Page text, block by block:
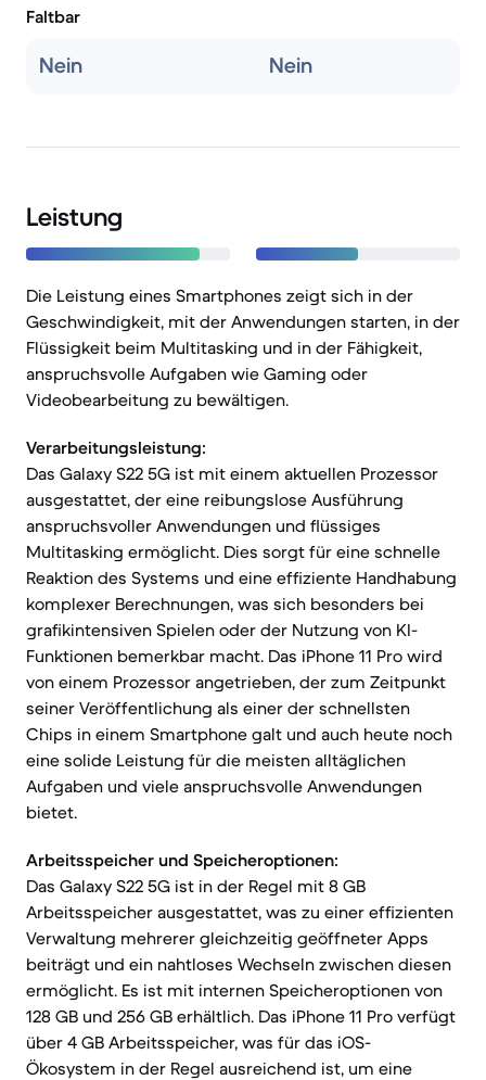
Faltbar
Nein Nein
Leistung
Die Leistung eines Smartphones zeigt sich in der
Geschwindigkeit, mit der Anwendungen starten, in der
Flüssigkeit beim Multitasking und in der Fähigkeit,
anspruchsvolle Aufgaben wie Gaming oder
Videobearbeitung zu bewältigen.
Verarbeitungsleistung:
Das Galaxy S22 5G ist mit einem aktuellen Prozessor
ausgestattet, der eine reibungslose Ausführung
anspruchsvoller Anwendungen und flüssiges
Multitasking ermöglicht. Dies sorgt für eine schnelle
Reaktion des Systems und eine effiziente Handhabung
komplexer Berechnungen, was sich besonders bei
grafikintensiven Spielen oder der Nutzung von KI-
Funktionen bemerkbar macht. Das iPhone 11 Pro wird
von einem Prozessor angetrieben, der zum Zeitpunkt
seiner Veröffentlichung als einer der schnellsten
Chips in einem Smartphone galt und auch heute noch
eine solide Leistung für die meisten alltäglichen
Aufgaben und viele anspruchsvolle Anwendungen
bietet.
Arbeitsspeicher und Speicheroptionen:
Das Galaxy S22 5G ist in der Regel mit 8 GB
Arbeitsspeicher ausgestattet, was zu einer effizienten
Verwaltung mehrerer gleichzeitig geöffneter Apps
beiträgt und ein nahtloses Wechseln zwischen diesen
ermöglicht. Es ist mit internen Speicheroptionen von
128 GB und 256 GB erhältlich. Das iPhone 11 Pro verfügt
über 4 GB Arbeitsspeicher, was für das iOS-
Ökosystem in der Regel ausreichend ist, um eine